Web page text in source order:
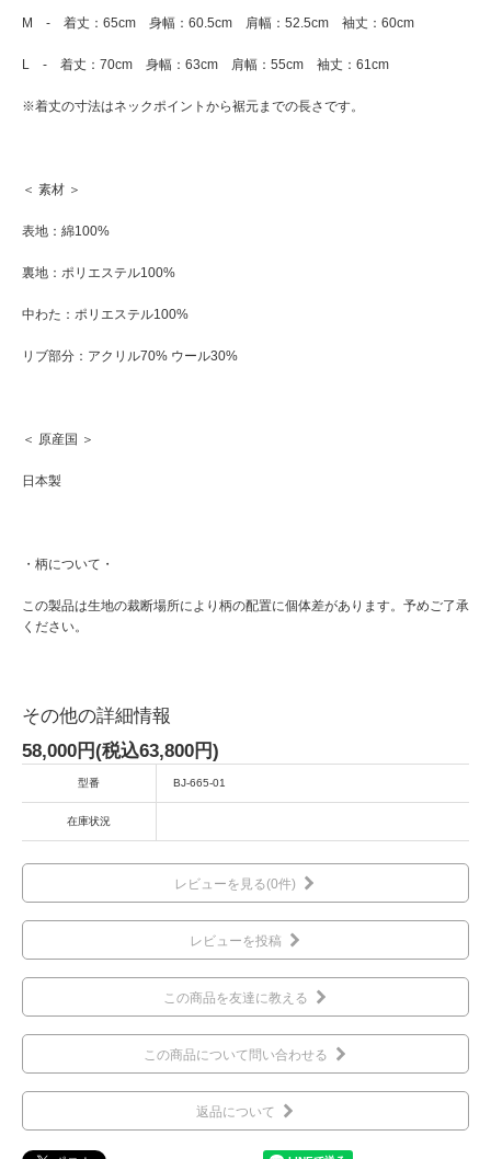
M - 着丈：65cm 身幅：60.5cm 肩幅：52.5cm 袖丈：60cm
L - 着丈：70cm 身幅：63cm 肩幅：55cm 袖丈：61cm
※着丈の寸法はネックポイントから裾元までの長さです。
＜ 素材 ＞
表地：綿100%
裏地：ポリエステル100%
中わた：ポリエステル100%
リブ部分：アクリル70% ウール30%
＜ 原産国 ＞
日本製
・柄について・
この製品は生地の裁断場所により柄の配置に個体差があります。予めご了承
ください。
その他の詳細情報
58,000円(税込63,800円)
型番 BJ-665-01
在庫状況
レビューを見る(0件)
レビューを投稿
この商品を友達に教える
この商品について問い合わせる
返品について